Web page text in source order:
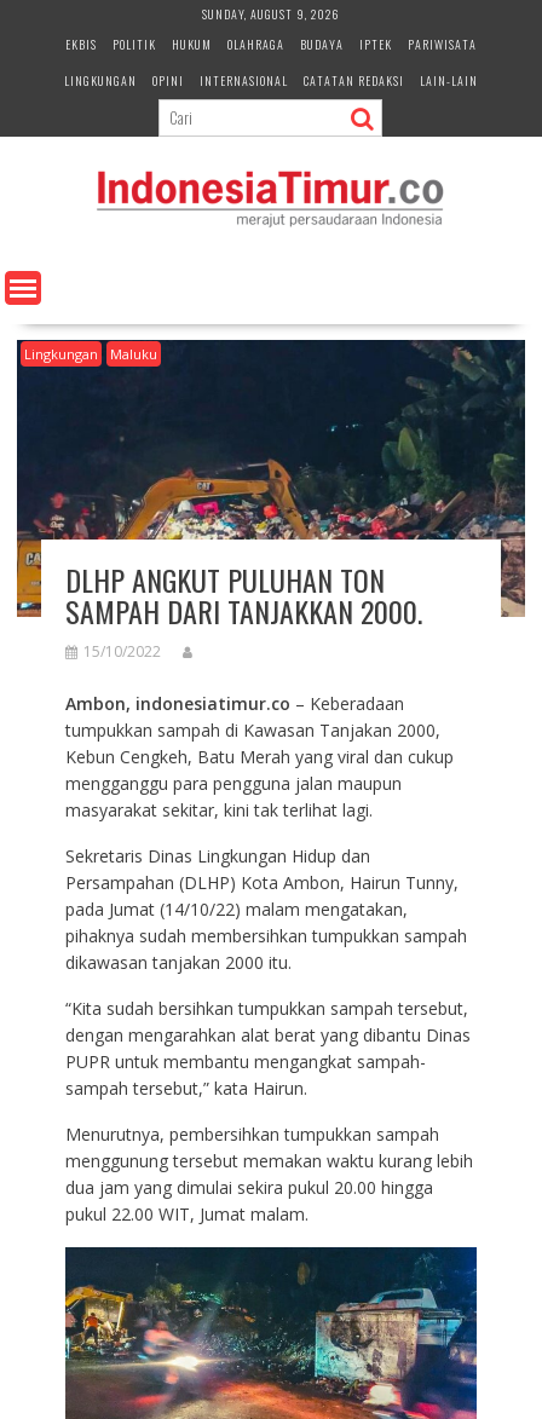
e
n
SUNDAY, AUGUST 9, 2026
EKBIS
POLITIK HUKUM OLAHRAGA BUDAYA IPTEK
PARIWISATA
LINGKUNGAN
OPINI INTERNASIONAL CATATAN REDAKSI LAIN-LAIN
Lingkungan Maluku
DLHP ANGKUT PULUHAN TON
SAMPAH DARI TANJAKKAN 2000.
15/10/2022
Ambon, indonesiatimur.co – Keberadaan
tumpukkan sampah di Kawasan Tanjakan 2000,
Kebun Cengkeh, Batu Merah yang viral dan cukup
mengganggu para pengguna jalan maupun
masyarakat sekitar, kini tak terlihat lagi.
Sekretaris Dinas Lingkungan Hidup dan
Persampahan (DLHP) Kota Ambon, Hairun Tunny,
pada Jumat (14/10/22) malam mengatakan,
pihaknya sudah membersihkan tumpukkan sampah
dikawasan tanjakan 2000 itu.
“Kita sudah bersihkan tumpukkan sampah tersebut,
dengan mengarahkan alat berat yang dibantu Dinas
PUPR untuk membantu mengangkat sampah-
sampah tersebut,” kata Hairun.
Menurutnya, pembersihkan tumpukkan sampah
menggunung tersebut memakan waktu kurang lebih
dua jam yang dimulai sekira pukul 20.00 hingga
pukul 22.00 WIT, Jumat malam.